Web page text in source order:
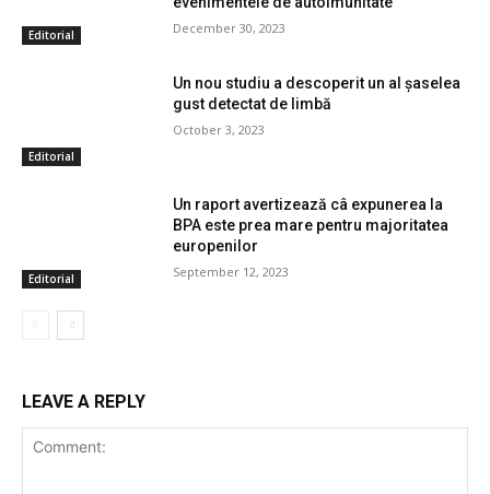
Editorial December 30, 2023
Editorial
Un nou studiu a descoperit un al șaselea
gust detectat de limbă
October 3, 2023
Editorial
Un raport avertizează câ expunerea la
BPA este prea mare pentru majoritatea
europenilor
September 12, 2023
LEAVE A REPLY